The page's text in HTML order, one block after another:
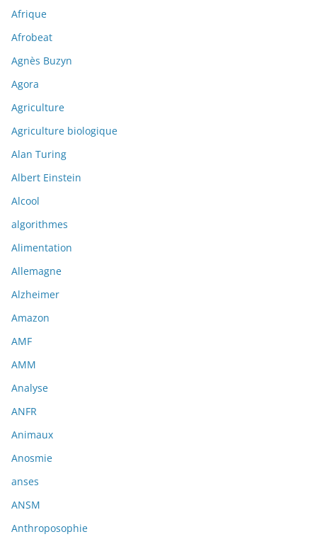
Afrique
Afrobeat
Agnès Buzyn
Agora
Agriculture
Agriculture biologique
Alan Turing
Albert Einstein
Alcool
algorithmes
Alimentation
Allemagne
Alzheimer
Amazon
AMF
AMM
Analyse
ANFR
Animaux
Anosmie
anses
ANSM
Anthroposophie